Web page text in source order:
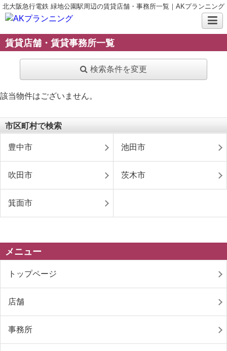
北大阪急行電鉄 緑地公園駅周辺の賃貸店舗・事務所一覧｜AKプランニング
賃貸店舗・賃貸事務所一覧
検索条件を変更
該当物件はございません。
市区町村で検索
豊中市 池田市
吹田市 茨木市
箕面市
メニュー
トップページ
店舗
事務所